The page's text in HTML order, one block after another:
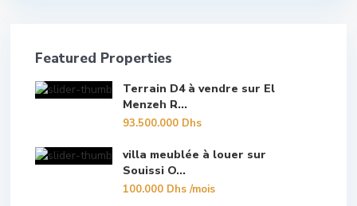
Featured Properties
Terrain D4 à vendre sur El
Menzeh R...
93.500.000 Dhs
villa meublée à louer sur
Souissi O...
100.000 Dhs/mois